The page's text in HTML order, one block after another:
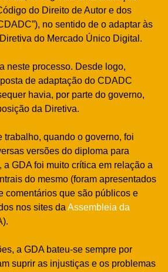
do Direito de Autor e dos
no sentido de o adaptar às
do Mercado Único Digital.
neste processo. Desde logo,
de adaptação do CDADC
havia, por parte do governo,
da Diretiva.
trabalho, quando o governo, foi
versões do diploma para
GDA foi muito crítica em relação a
do mesmo (foram apresentados
comentários que são públicos e
nos sites da Assembleia da
a GDA bateu-se sempre por
suprir as injustiças e os problemas